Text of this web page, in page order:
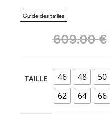
Guide des tailles
609.00€
TAILLE 46 48 50
62
64 66